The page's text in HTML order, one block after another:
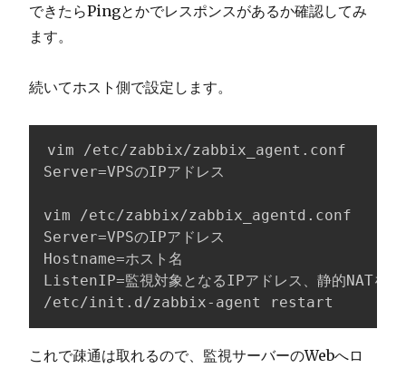
できたらPingとかでレスポンスがあるか確認してみ
ます。
続いてホスト側で設定します。
vim /etc/zabbix/zabbix_agent.conf
Server=VPSのIPアドレス
vim /etc/zabbix/zabbix_agentd.conf
Server=VPSのIPアドレス
Hostname=ホスト名
ListenIP=監視対象となるIPアドレス、静的NATをし
/etc/init.d/zabbix-agent restart
これで疎通は取れるので、監視サーバーのWebへロ